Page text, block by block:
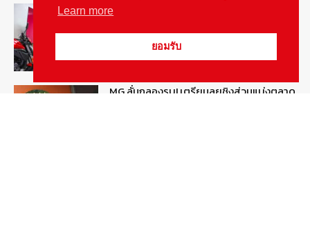
DUCATI ปรับกลยุทธ์การสื่อสาร-สร้าง
MG ลั่นกลองรบ! เตรียมลุยชิงส่วนแบ่งตลาด
Learn more
ยอมรับ